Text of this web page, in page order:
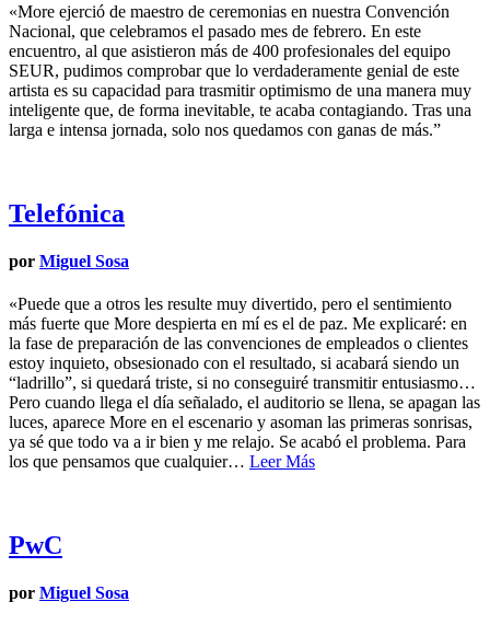
«More ejerció de maestro de ceremonias en nuestra Convención
Nacional, que celebramos el pasado mes de febrero. En este
encuentro, al que asistieron más de 400 profesionales del equipo
SEUR, pudimos comprobar que lo verdaderamente genial de este
artista es su capacidad para trasmitir optimismo de una manera muy
inteligente que, de forma inevitable, te acaba contagiando. Tras una
larga e intensa jornada, solo nos quedamos con ganas de más.”
Telefónica
por Miguel Sosa
«Puede que a otros les resulte muy divertido, pero el sentimiento
más fuerte que More despierta en mí es el de paz. Me explicaré: en
la fase de preparación de las convenciones de empleados o clientes
estoy inquieto, obsesionado con el resultado, si acabará siendo un
“ladrillo”, si quedará triste, si no conseguiré transmitir entusiasmo…
Pero cuando llega el día señalado, el auditorio se llena, se apagan las
luces, aparece More en el escenario y asoman las primeras sonrisas,
ya sé que todo va a ir bien y me relajo. Se acabó el problema. Para
los que pensamos que cualquier… Leer Más
PwC
por Miguel Sosa